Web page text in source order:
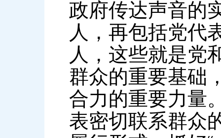
政府传达声音的
人，再包括党代
人，这些就是党
群众的重要基础
合力的重要力量
表密切联系群众